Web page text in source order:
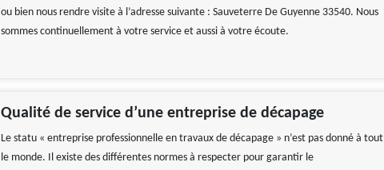
ou bien nous rendre visite à l’adresse suivante : Sauveterre De Guyenne 33540. Nous
sommes continuellement à votre service et aussi à votre écoute.
Qualité de service d’une entreprise de décapage
Le statu « entreprise professionnelle en travaux de décapage » n’est pas donné à tout
le monde. Il existe des différentes normes à respecter pour garantir le